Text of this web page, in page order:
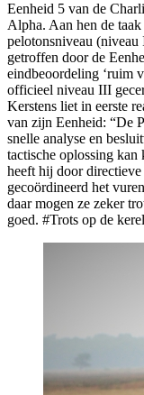
Eenheid 5 van de
Alpha. Aan hen de
pelotonsniveau
getroffen door de
eindbeoordeling ‘ruim
officieel niveau III
Kerstens liet in eerste
van zijn Eenheid: “De
snelle analyse en
tactische oplossing
heeft hij door
gecoördineerd het
daar mogen ze zeker
goed. #Trots op de